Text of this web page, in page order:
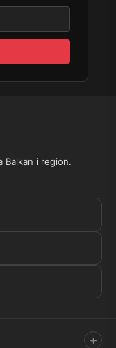
Balkan i region.